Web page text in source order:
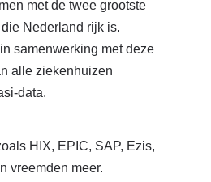
met de twee grootste
Nederland rijk is.
samenwerking met deze
alle ziekenhuizen
data.
HIX, EPIC, SAP, Ezis,
vreemden meer.